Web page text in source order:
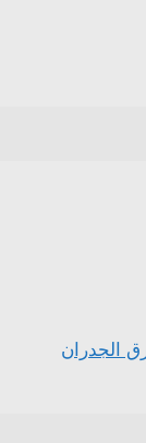
الجدران